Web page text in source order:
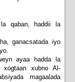
qaban, haddii la
ganacsatada iyo
ayaa hadda la
xubno Al-
magaalada